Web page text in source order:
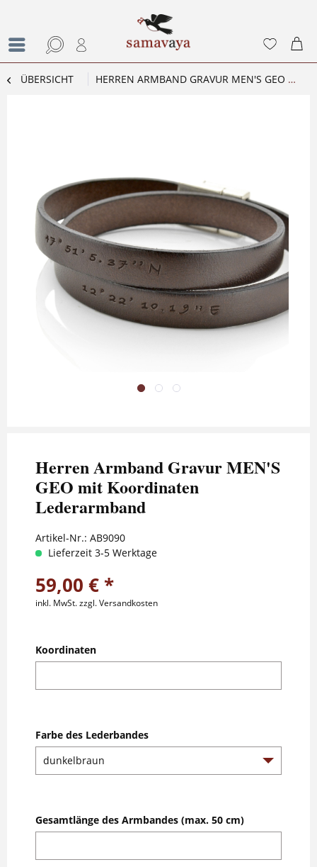
ÜBERSICHT HERREN ARMBAND GRAVUR MEN'S GEO MIT KOORDINATEN LEDERARMBAND
Herren Armband Gravur MEN'S
GEO mit Koordinaten
Lederarmband
Artikel-Nr.: AB9090
Lieferzeit 3-5 Werktage
59,00 € *
inkl. MwSt.zzgl. Versandkosten
Koordinaten
Farbe des Lederbandes
Gesamtlänge des Armbandes (max. 50 cm)